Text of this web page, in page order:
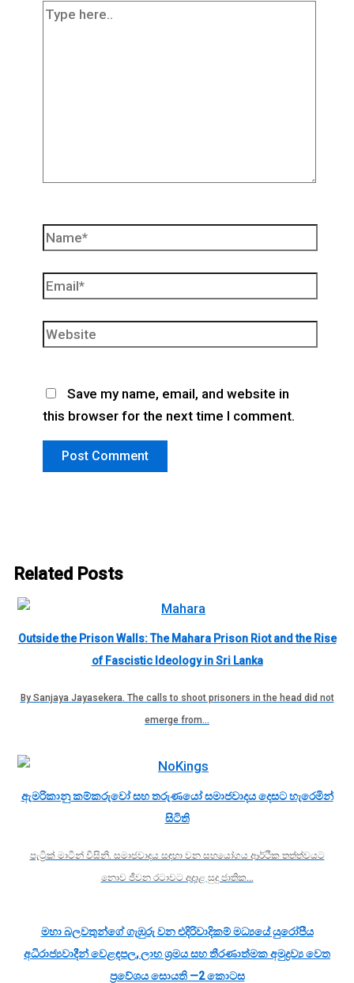
Type
Name*
Email*
Website
Save my name, email, and website in
this browser for the next time I comment.
Related Posts
Outside the Prison Walls: The Mahara Prison Riot and the Rise
of Fascistic Ideology in Sri Lanka
By Sanjaya Jayasekera. The calls to shoot prisoners in the head did not
emerge from…
ඇමරිකානු කම්කරුවෝ සහ තරුණයෝ සමාජවාදය දෙසට හැරෙමින්
සිටිති
පැට්‍රික් මාටින් විසිනි. සමාජවාදය සඳහා වන සහයෝගය ආර්ථික තත්ත්වයට
නොව ජීවන රටාවට අදාළ සුදු ජාතික…
මහා බලවතුන්ගේ ගැඹුරු වන එදිරිවාදිකම් මධ්‍යයේ යුරෝපීය
අධිරාජ්‍යවාදීන් වෙළඳපල, ලාභ ශ්‍රමය සහ තීරණාත්මක අමුද්‍රව්‍ය වෙත
ප්‍රවේශය සොයති —2 කොටස